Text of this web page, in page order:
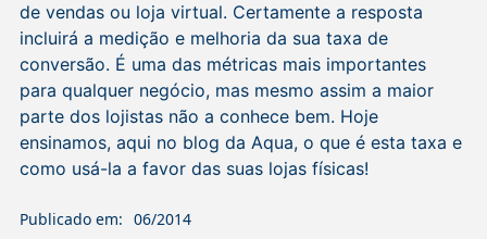
de vendas ou loja virtual. Certamente a resposta
incluirá a medição e melhoria da sua taxa de
conversão. É uma das métricas mais importantes
para qualquer negócio, mas mesmo assim a maior
parte dos lojistas não a conhece bem. Hoje
ensinamos, aqui no blog da Aqua, o que é esta taxa e
como usá-la a favor das suas lojas físicas!
Publicado em: 06/2014